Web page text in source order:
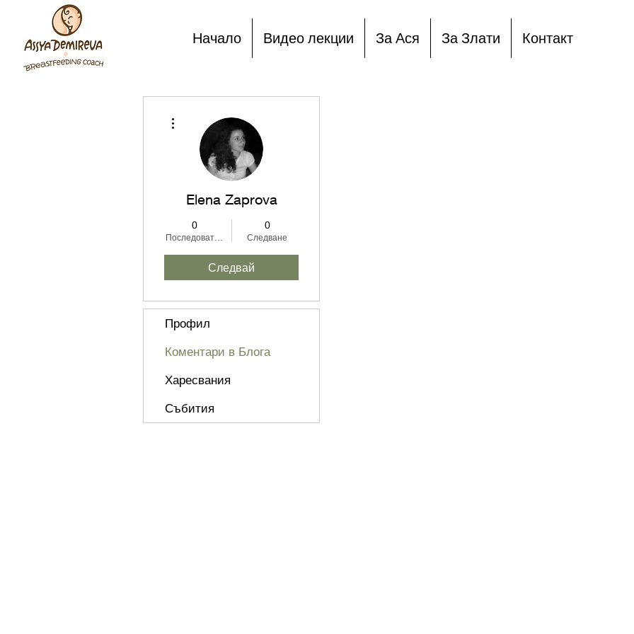
Начало Видео лекции За Ася За Злати Контакт
Elena Zaprova
0
Последователи
0
Следване
Следвай
Профил
Коментари в Блога
Харесвания
Събития